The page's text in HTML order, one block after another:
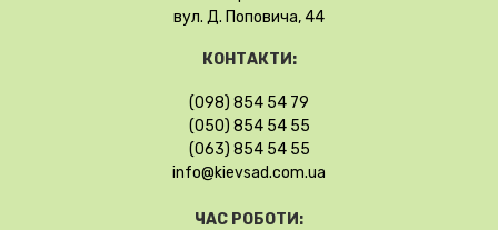
вул. Д. Поповича, 44
КОНТАКТИ:
(098) 854 54 79
(050) 854 54 55
(063) 854 54 55
info@kievsad.com.ua
ЧАС РОБОТИ: